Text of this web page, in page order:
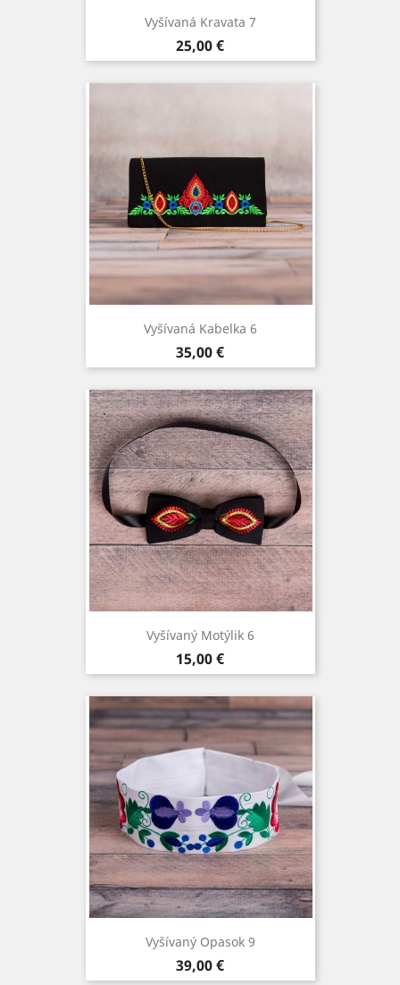
Vyšívaná Kravata 7
Cena
25,00 €
Vyšívaná Kabelka 6
Cena
35,00 €
Vyšívaný Motýlik 6
Cena
15,00 €
Vyšívaný Opasok 9
Cena
39,00 €